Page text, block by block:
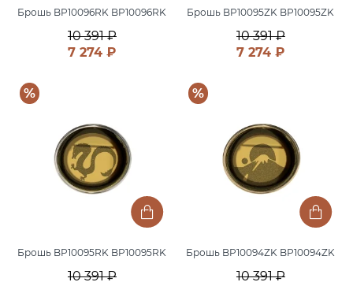
Брошь BP10096RK BP10096RK
7 274 ₽
10 391 ₽
Брошь BP10095ZK BP10095ZK
7 274 ₽
10 391 ₽
%
Брошь BP10095RK BP10095RK
10 391 ₽
%
Брошь BP10094ZK BP10094ZK
10 391 ₽